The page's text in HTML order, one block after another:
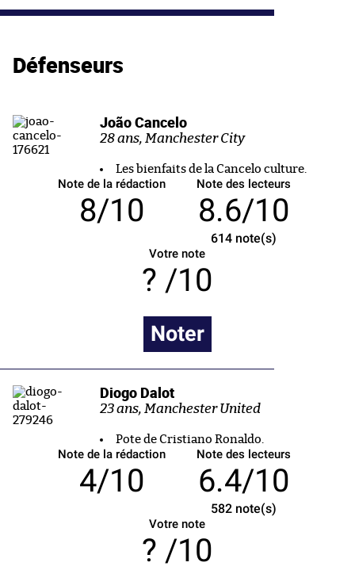
Défenseurs
João Cancelo
28 ans, Manchester City
Les bienfaits de la Cancelo culture.
Note de la rédaction
8/10
Note des lecteurs
8.6/10
614note(s)
Votre note
/10
Noter
Diogo Dalot
23 ans, Manchester United
Pote de Cristiano Ronaldo.
Note de la rédaction
4/10
Note des lecteurs
6.4/10
582note(s)
Votre note
/10